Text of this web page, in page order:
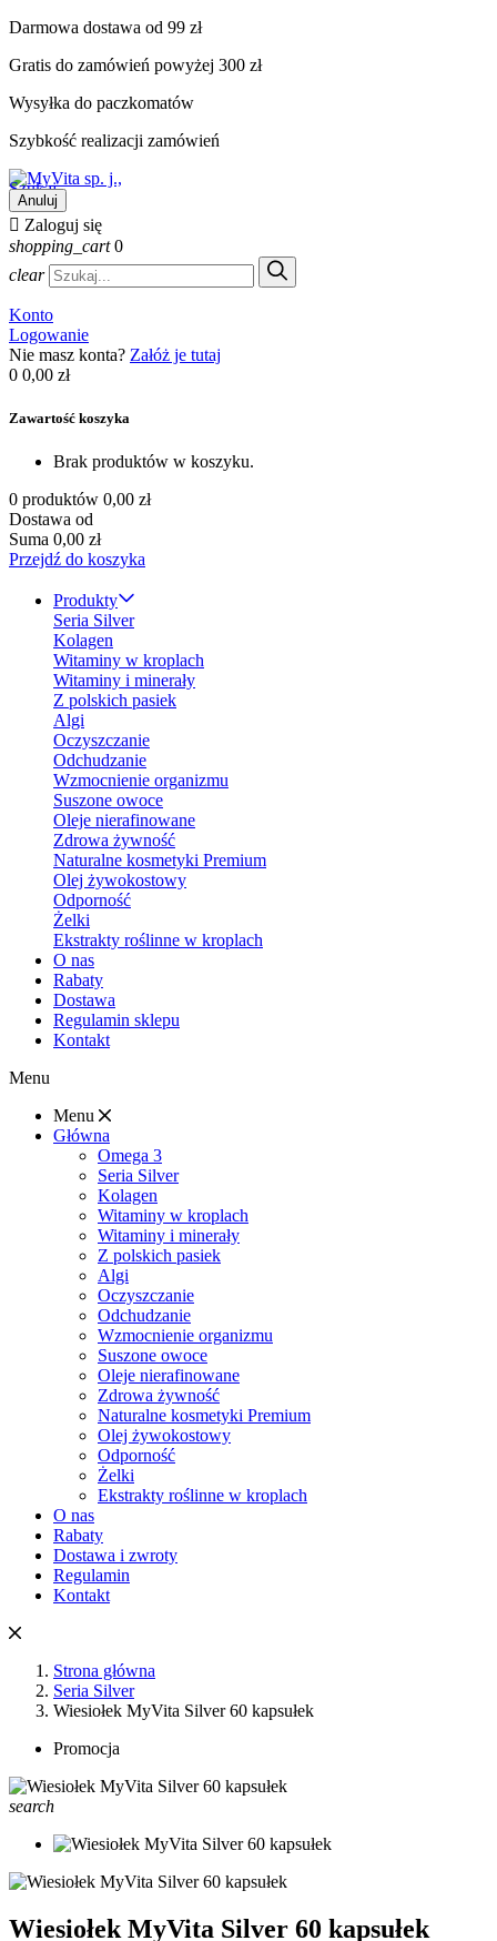
Darmowa dostawa od 99 zł
Gratis do zamówień powyżej 300 zł
Wysyłka do paczkomatów
Szybkość realizacji zamówień
Szukaj
Anuluj
 Zaloguj się
shopping_cart 0
clear
Konto
Logowanie
Nie masz konta? Załóż je tutaj
0 0,00 zł
Zawartość koszyka
Brak produktów w koszyku.
0 produktów 0,00 zł
Dostawa od
Suma 0,00 zł
Przejdź do koszyka
Produkty
Seria Silver
Kolagen
Witaminy w kroplach
Witaminy i minerały
Z polskich pasiek
Algi
Oczyszczanie
Odchudzanie
Wzmocnienie organizmu
Suszone owoce
Oleje nierafinowane
Zdrowa żywność
Naturalne kosmetyki Premium
Olej żywokostowy
Odporność
Żelki
Ekstrakty roślinne w kroplach
O nas
Rabaty
Dostawa
Regulamin sklepu
Kontakt
Menu
Menu
Główna
Omega 3
Seria Silver
Kolagen
Witaminy w kroplach
Witaminy i minerały
Z polskich pasiek
Algi
Oczyszczanie
Odchudzanie
Wzmocnienie organizmu
Suszone owoce
Oleje nierafinowane
Zdrowa żywność
Naturalne kosmetyki Premium
Olej żywokostowy
Odporność
Żelki
Ekstrakty roślinne w kroplach
O nas
Rabaty
Dostawa i zwroty
Regulamin
Kontakt
Strona główna
Seria Silver
Wiesiołek MyVita Silver 60 kapsułek
Promocja
search
Wiesiołek MyVita Silver 60 kapsułek